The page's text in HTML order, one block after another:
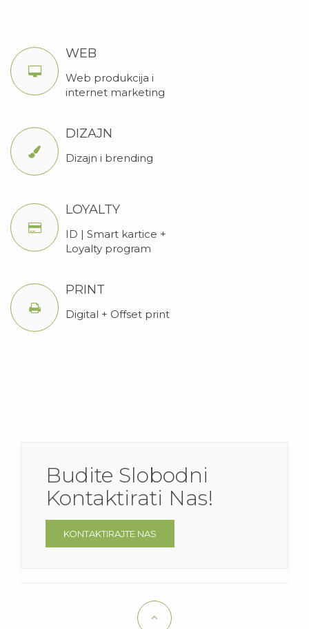
WEB
Web produkcija i
internet marketing
DIZAJN
Dizajn i brending
LOYALTY
ID | Smart kartice +
Loyalty program
PRINT
Digital + Offset print
Budite Slobodni
Kontaktirati Nas!
KONTAKTIRAJTE NAS